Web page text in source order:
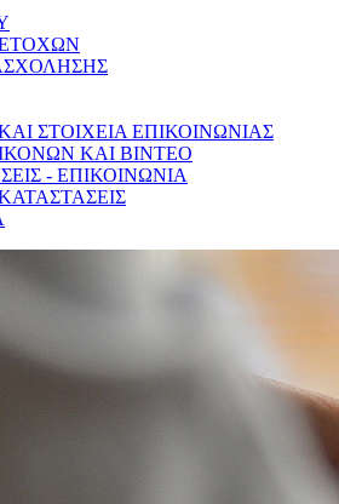
ΣΤΟΙΧΕΙΑ ΕΠΙΚΟΙΝΩΝΙΑΣ
ΚΑΙ ΒΙΝΤΕΟ
- ΕΠΙΚΟΙΝΩΝΙΑ